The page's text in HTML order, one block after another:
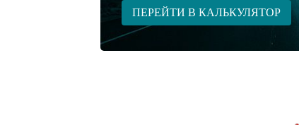
ПЕРЕЙТИ В КАЛЬКУЛЯТОР